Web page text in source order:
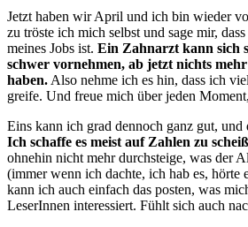
Jetzt haben wir April und ich bin wieder
zu tröste ich mich selbst und sage mir,
meines Jobs ist. Ein Zahnarzt kann sich
schwer vornehmen, ab jetzt nichts
haben.Also nehme ich es hin, dass ich
greife. Und freue mich über jeden
Eins kann ich grad dennoch ganz gut, und
Ich schaffe es meist auf Zahlen zu
ohnehin nicht mehr durchsteige, was der
(immer wenn ich dachte, ich hab es, hörte
kann ich auch einfach das posten, was
LeserInnen interessiert. Fühlt sich auch